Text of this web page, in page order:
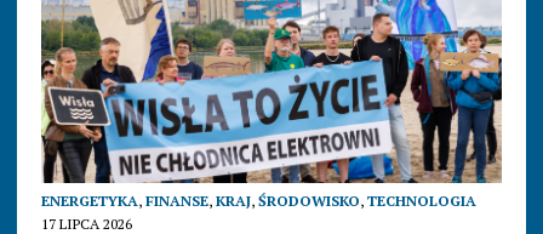
ENERGETYKA, FINANSE, KRAJ, ŚRODOWISKO, TECHNOLOGIA
17 LIPCA 2026